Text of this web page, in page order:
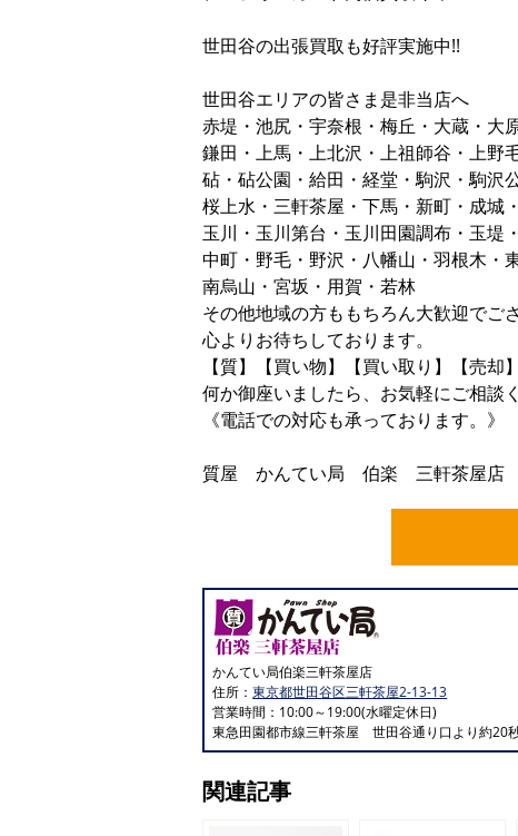
世田谷の出張買取も好評実施中!!
世田谷エリアの皆さま是非当店へ
赤堤・池尻・宇奈根・梅丘・大蔵・大
鎌田・上馬・上北沢・上祖師谷・上野
砧・砧公園・給田・経堂・駒沢・駒沢
桜上水・三軒茶屋・下馬・新町・成城
玉川・玉川第台・玉川田園調布・玉堤
中町・野毛・野沢・八幡山・羽根木・
南烏山・宮坂・用賀・若林
その他地域の方ももちろん大歓迎でご
心よりお待ちしております。
【質】【買い物】【買い取り】【売却
何か御座いましたら、お気軽にご相談く
《電話での対応も承っております。》
ﾖｲｼﾁ ｼﾁﾔ
質屋 かんてい局 伯楽 三軒茶屋店
かんてい局伯楽三軒茶屋店
住所：東京都世田谷区三軒茶屋2-13-13
営業時間：10:00～19:00(水曜定休日)
東急田園都市線三軒茶屋 世田谷通り口より約20
関連記事